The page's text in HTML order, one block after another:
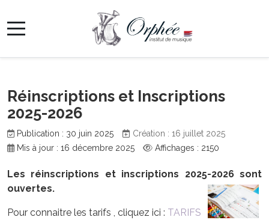
Réinscriptions et Inscriptions
2025-2026
Publication : 30 juin 2025
Création : 16 juillet 2025
Mis à jour : 16 décembre 2025
Affichages : 2150
Les réinscriptions et inscriptions 2025-2026 sont
ouvertes.
Pour connaitre les tarifs , cliquez ici : TARIFS